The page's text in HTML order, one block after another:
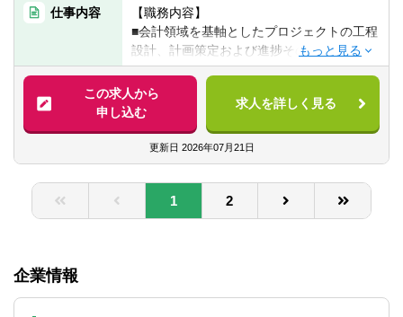
■サステナビリティ関連の様々なガイダンス
（基準、フレームワーク等）に関する知見
■サステナビリティ関連の財務/コンサルテ
ィング/ビジネス分野での経験
■米国証券取引委員会の財務報告やIFRSに
準拠する知見
■M&Aまたはトランザクションサービス分野
の経験
のユーザー経験者
■データ準備、視覚化ツール、RPAなどデジ
関与することができる。
■業務を通じて、自社及びクライアントのサ
ステナビリティ領域のリスキリングに貢献
することができる。
【キャリアパス】
■今後拡大することが予想されるサステナビ
リティ領域に早期から関与し、専門性を身
■基準の理解、基準の適用と応用、調査・分
きることから、キャリあにおける自己の可
アップ力
■クライアント等外部含めた関係者とのコミ
ュニケーション力や利害調整力
■パワーポイントを用いた資料作成力
■会計に対する興味や関心（応募時点での具
体的な知見の有無は不問）
【歓迎経験・スキル】
■海外における勤務経験
■会計基準や開示制度等への対応
仕事内容
【職務内容】
■会計領域を基軸としたプロジェクトの工程
設計、計画策定および進捗その他の管理に
係る業務
■FRAのプロフェッショナルスタッフに対す
るプロジェクトマネジメントの教育・指導
【本ポジションの魅力】
■一つの会計ソリューションに留まらず、あ
らゆる種類・規模の会計プロジェクトへ関
与することができ、会計ソリューションを
想定しており、ストレッチングでスピード
この求人から
申し込む
求人を詳しく見る
更新日 2026年07月21日
1 2
企業情報